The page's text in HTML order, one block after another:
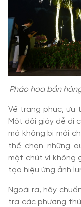
Pháo hoa bắn
Về trang phục, ưu
Một đôi giày dễ di
mà không bị mỏi
thể chọn những
một chút vì không
tạo hiệu ứng ảnh
Ngoài ra, hãy
tra các phương